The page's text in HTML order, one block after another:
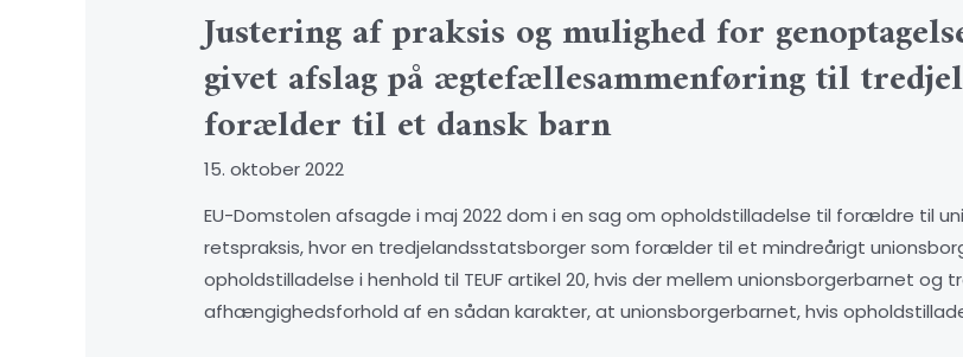
Justering af praksis og mulighed for
givet afslag på ægtefællesammenføring til
forælder til et dansk barn
15. oktober 2022
EU-Domstolen afsagde i maj 2022 dom i en sag om opholdstilladelse til forældre til
retspraksis, hvor en tredjelandsstatsborger som forælder til et mindreårigt
opholdstilladelse i henhold til TEUF artikel 20, hvis der mellem unionsborgerbarnet
afhængighedsforhold af en sådan karakter, at unionsborgerbarnet, hvis